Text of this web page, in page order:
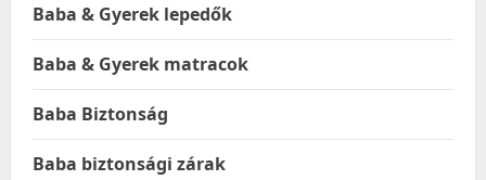
Baba & Gyerek lepedők
Baba & Gyerek matracok
Baba Biztonság
Baba biztonsági zárak